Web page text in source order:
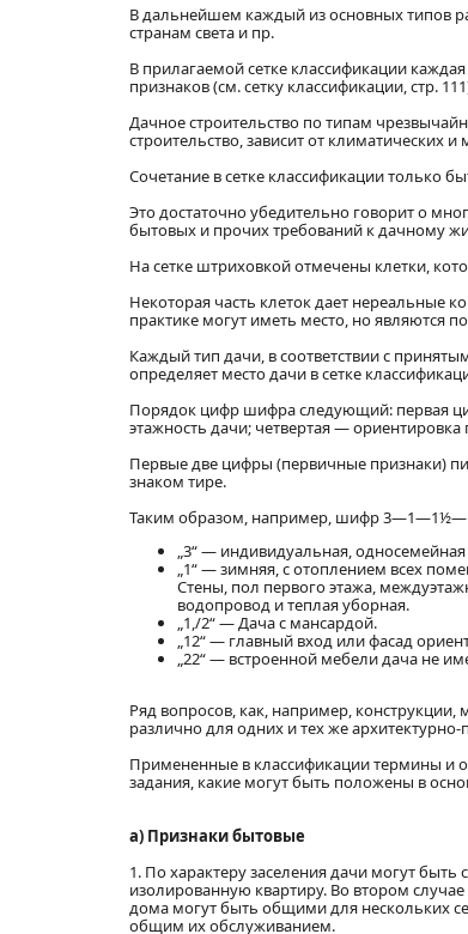
В дальнейшем каждый из основных типов
странам света и пр.
В прилагаемой сетке классификации
признаков (см. сетку классификации, стр.
Дачное строительство по типам
строительство, зависит от климатических
Сочетание в сетке классификации только
Это достаточно убедительно говорит о
бытовых и прочих требований к дачному
На сетке штриховкой отмечены клетки,
Некоторая часть клеток дает нереальные
практике могут иметь место, но
Каждый тип дачи, в соответствии с
определяет место дачи в сетке
Порядок цифр шифра следующий: первая
этажность дачи; четвертая —
Первые две цифры (первичные признаки)
знаком тире.
Таким образом, например, шифр
„3“ — индивидуальная,
„1“ — зимняя, с отоплением всех
Стены, пол первого этажа,
водопровод и теплая уборная.
„1,/2“ — Дача с мансардой.
„12“ — главный вход или фасад
„22“ — встроенной мебели дача не
Ряд вопросов, как, например, конструкции,
различно для одних и тех же
Примененные в классификации термины и
задания, какие могут быть положены в
а) Признаки бытовые
1. По характеру заселения дачи могут
изолированную квартиру. Во втором
дома могут быть общими для нескольких
общим их обслуживанием.